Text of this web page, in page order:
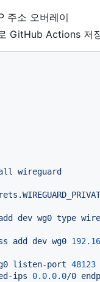
주소 오버레이
GitHub Actions 저
wireguard
dev wg0 type
add dev wg0
listen-port 48123
ips 0.0.0.0/0